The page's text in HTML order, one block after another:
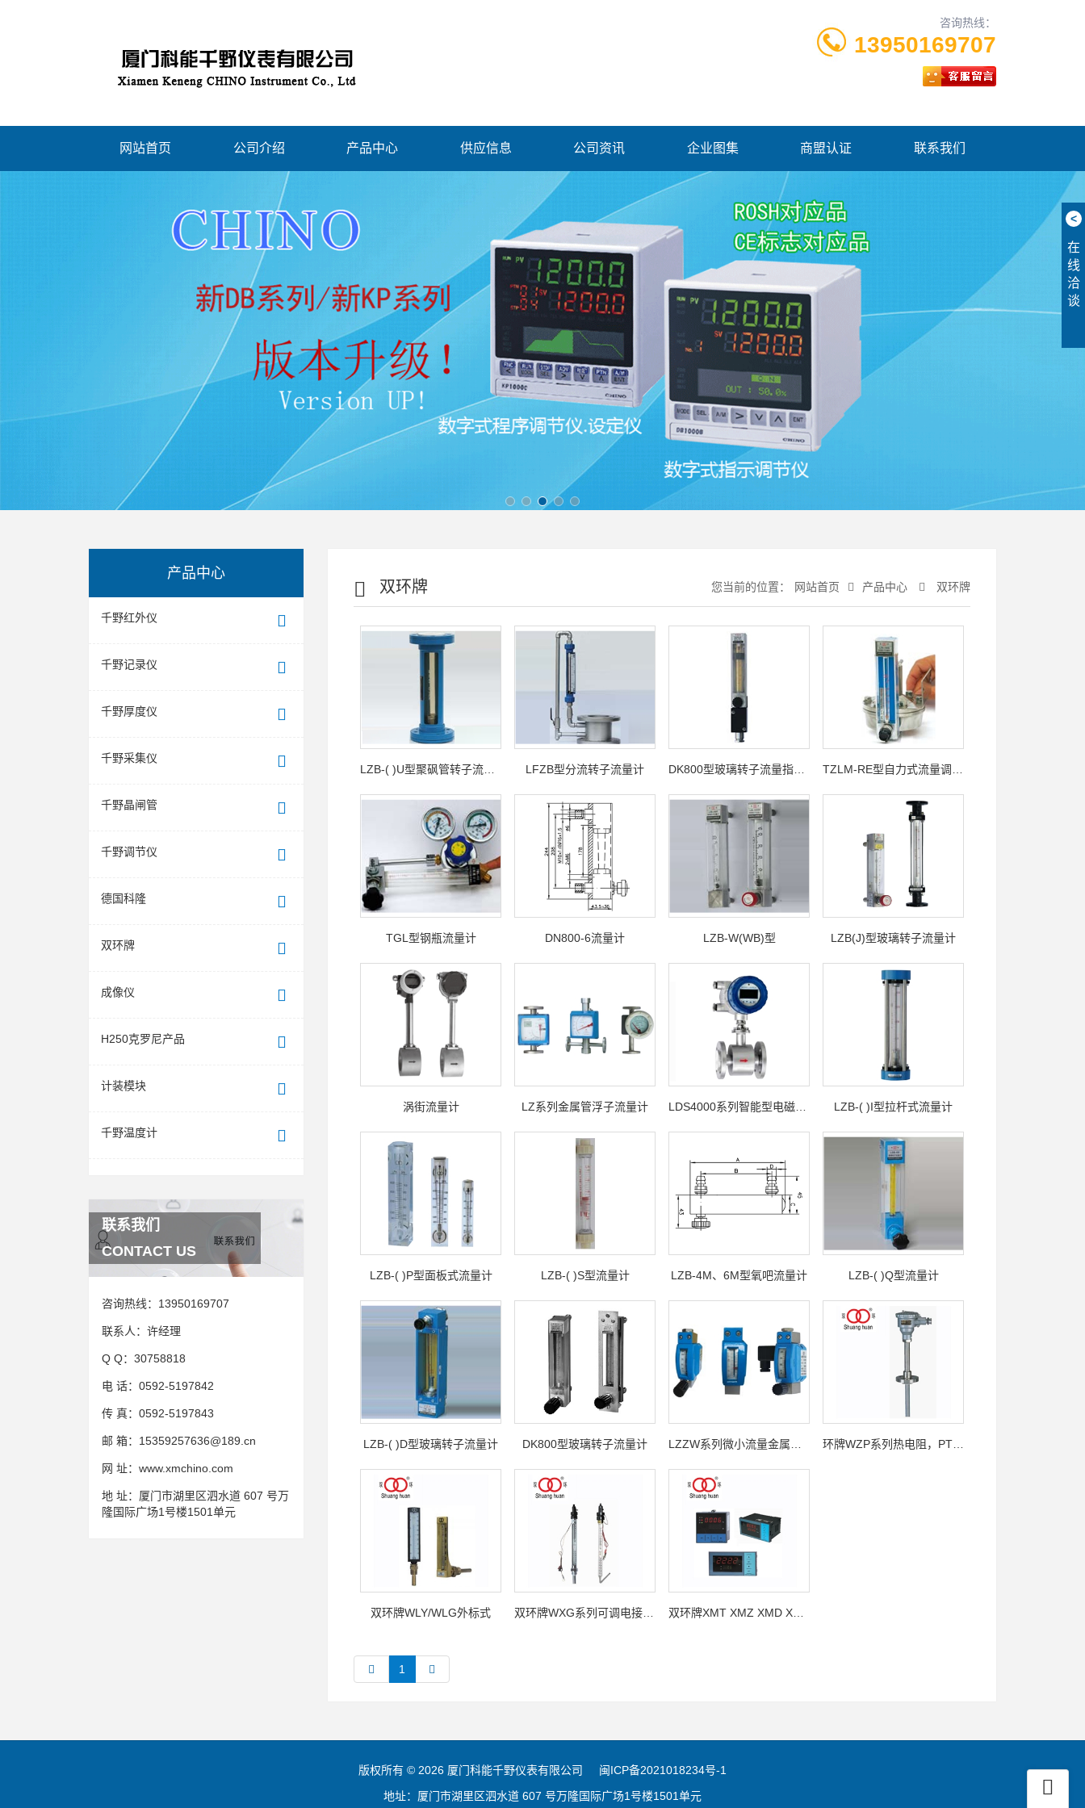
咨询热线：
13950169707
网站首页 公司介绍 产品中心 供应信息 公司资讯 企业图集 商盟认证 联系我们
产品中心
千野红外仪
千野记录仪
千野厚度仪
千野采集仪
千野晶闸管
千野调节仪
德国科隆
双环牌
成像仪
H250克罗尼产品
计装模块
千野温度计
联系我们
CONTACT US
咨询热线： 13950169707
联系人： 许经理
Q Q： 30758818
电 话： 0592-5197842
传 真： 0592-5197843
邮 箱： 15359257636@189.cn
网 址： www.xmchino.com
地 址： 厦门市湖里区泗水道 607 号万
隆国际广场1号楼1501单元
双环牌 您当前的位置： 网站首页 产品中心 双环牌
LFZB型分流转子流量计
TGL型钢瓶流量计 DN800-6流量计 LZB-W(WB)型 LZB(J)型玻璃转子流量计
涡街流量计 LZ系列金属管浮子流量计 LZB-( )I型拉杆式流量计
LZB-( )P型面板式流量计 LZB-( )S型流量计 LZB-4M、6M型氧吧流量计 LZB-( )Q型流量计
LZB-( )D型玻璃转子流量计 DK800型玻璃转子流量计
双环牌WLY/WLG外标式
1
版权所有 © 2026 厦门科能千野仪表有限公司
闽ICP备2021018234号-1
地址：厦门市湖里区泗水道 607 号万隆国际广场1号楼1501单元
<
在
线
洽
谈